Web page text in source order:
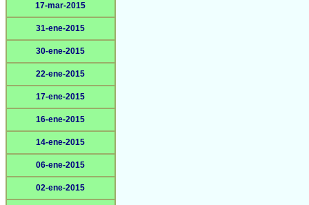
17-mar-2015
31-ene-2015
30-ene-2015
22-ene-2015
17-ene-2015
16-ene-2015
14-ene-2015
06-ene-2015
02-ene-2015